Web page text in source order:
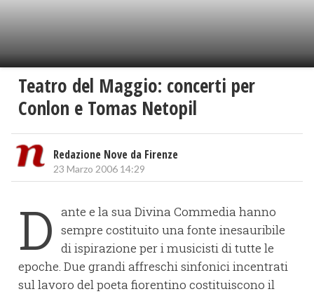
Teatro del Maggio: concerti per
Conlon e Tomas Netopil
Redazione Nove da Firenze
23 Marzo 2006 14:29
D ante e la sua Divina Commedia hanno
sempre costituito una fonte inesauribile
di ispirazione per i musicisti di tutte le
epoche. Due grandi affreschi sinfonici incentrati
sul lavoro del poeta fiorentino costituiscono il